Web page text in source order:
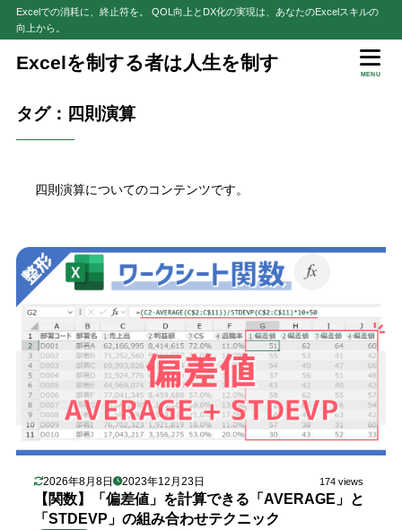
Excelでの消耗に、終止符を。 QOL向上とDX化の実現は、あなたのExcelスキルの
向上から。
Excelを制する者は人生を制す
MENU
タグ：四則演算
四則演算についてのコンテンツです。
2026年8月8日 2023年12月23日 174 views
【関数】「偏差値」を計算できる「AVERAGE」と
「STDEVP」の組み合わせテクニック